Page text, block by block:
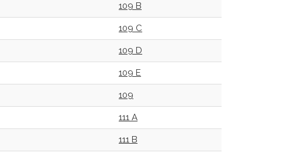
109 B
109 C
109 D
109 E
109
111 A
111 B